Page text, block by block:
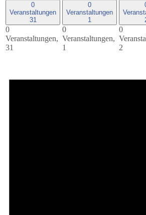
0
Veranstaltungen
31
0
Veranstaltungen,
31
0
Veranstaltungen
1
0
Veranstaltungen,
1
0
2